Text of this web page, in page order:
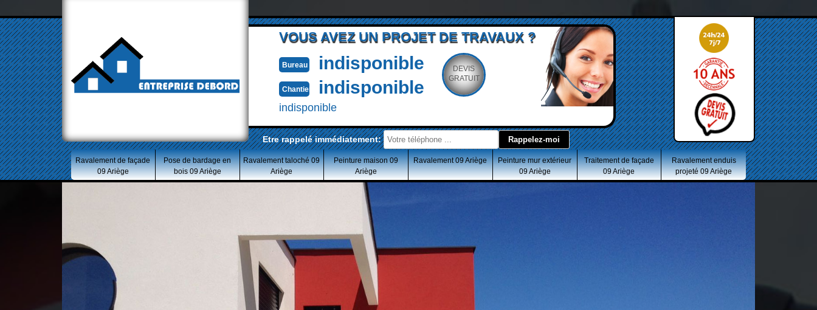
VOUS AVEZ UN PROJET DE TRAVAUX ?
Bureau indisponible
Chantier indisponible
indisponible
DEVIS
GRATUIT
Etre rappelé immédiatement:
Ravalement de façade
09 Ariège
Pose de bardage en
bois 09 Ariège
Ravalement taloché 09
Ariège
Peinture maison 09
Ariège
Ravalement 09 Ariège
Peinture mur extérieur
09 Ariège
Traitement de façade
09 Ariège
Ravalement enduis
projeté 09 Ariège